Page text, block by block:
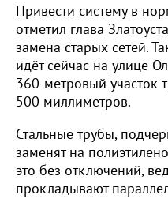
Привести систему в
отметил глава
замена старых сетей.
идёт сейчас на улице
360-метровый участок
500 миллиметров.
Стальные трубы,
заменят на
это без отключений,
прокладывают